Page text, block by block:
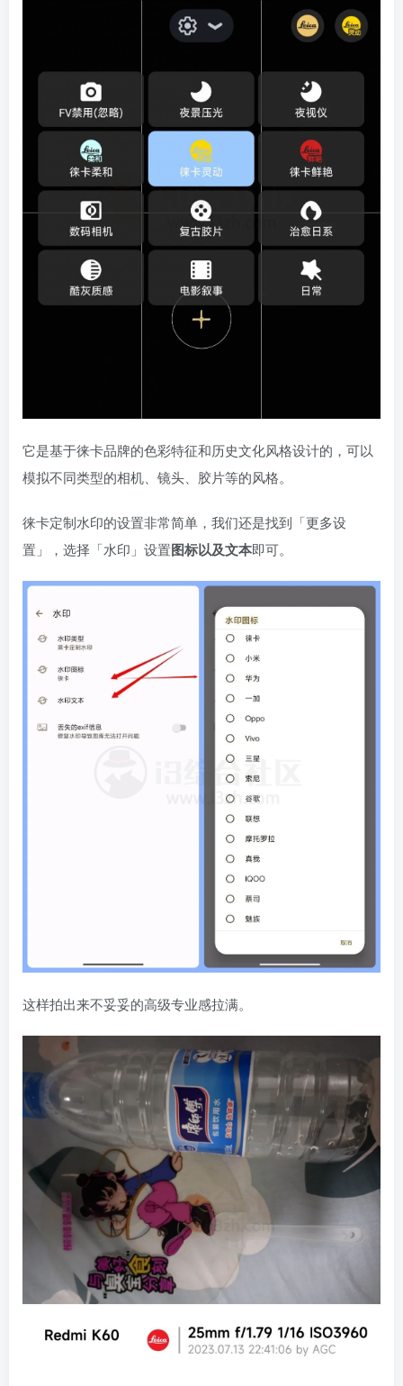
它是基于徕卡品牌的色彩特征和历史文化风格设计的，可以
模拟不同类型的相机、镜头、胶片等的风格。
徕卡定制水印的设置非常简单，我们还是找到「更多设
置」，选择「水印」设置图标以及文本即可。
这样拍出来不妥妥的高级专业感拉满。